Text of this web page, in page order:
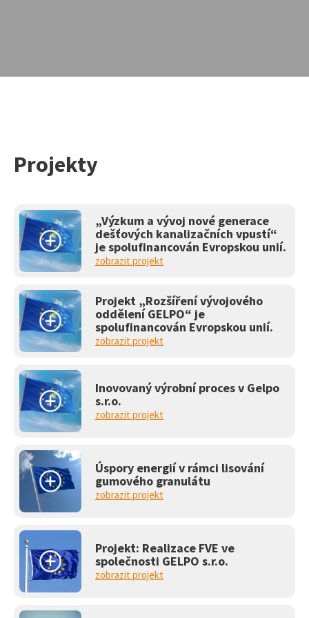
Vyhledávání na webu
Projekty
„Výzkum a vývoj nové generace
dešťových kanalizačních vpustí“
je spolufinancován Evropskou unií.
zobrazit projekt
Projekt „Rozšíření vývojového
oddělení GELPO“ je
spolufinancován Evropskou unií.
zobrazit projekt
Inovovaný výrobní proces v Gelpo
s.r.o.
zobrazit projekt
Úspory energií v rámci lisování
gumového granulátu
zobrazit projekt
Projekt: Realizace FVE ve
společnosti GELPO s.r.o.
zobrazit projekt